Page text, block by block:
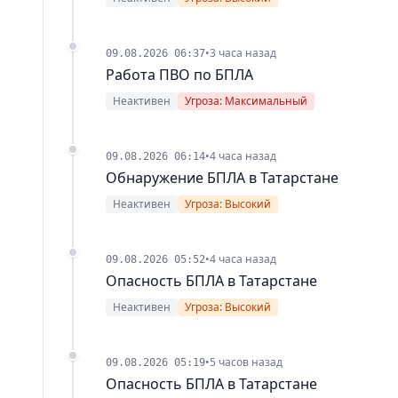
09.08.2026 06:37•3 часа назад
Работа ПВО по БПЛА
Неактивен Угроза: Максимальный
09.08.2026 06:14•4 часа назад
Обнаружение БПЛА в Татарстане
Неактивен Угроза: Высокий
09.08.2026 05:52•4 часа назад
Опасность БПЛА в Татарстане
Неактивен Угроза: Высокий
09.08.2026 05:19•5 часов назад
Опасность БПЛА в Татарстане